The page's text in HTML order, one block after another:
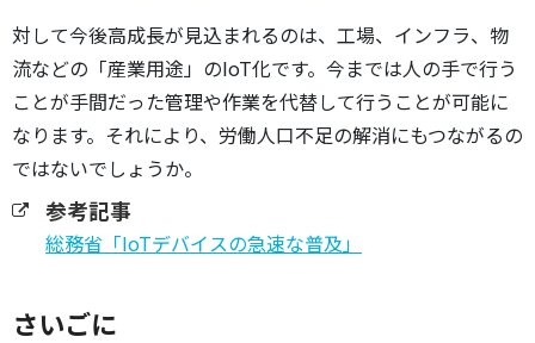
対して今後高成長が見込まれるのは、工場、インフラ、物
流などの「産業用途」のIoT化です。今までは人の手で行う
ことが手間だった管理や作業を代替して行うことが可能に
なります。それにより、労働人口不足の解消にもつながるの
ではないでしょうか。
参考記事
総務省「IoTデバイスの急速な普及」
さいごに